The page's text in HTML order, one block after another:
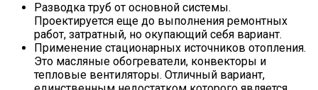
Разводка труб от основной системы.
Проектируется еще до выполнения ремонтных
работ, затратный, но окупающий себя вариант.
Применение стационарных источников отопления.
Это масляные обогреватели, конвекторы и
тепловые вентиляторы. Отличный вариант,